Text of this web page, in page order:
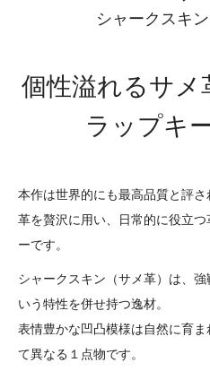
シャークスキ
個性溢れるサメ
ラップキ
本作は世界的にも最高品質と評
革を贅沢に用い、日常的に役立
ーです。
シャークスキン（サメ革）は、
いう特性を併せ持つ逸材。
表情豊かな凹凸模様は自然に育
て異なる１点物です。